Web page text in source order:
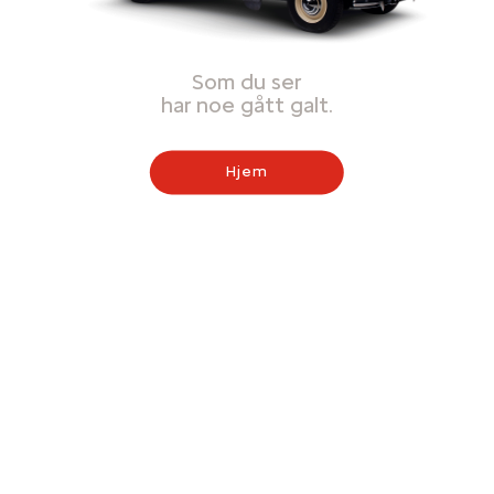
Som du ser
har noe gått galt.
Hjem